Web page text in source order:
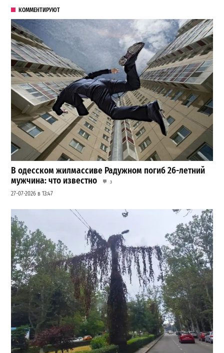
КОММЕНТИРУЮТ
В одесском жилмассиве Радужном погиб 26-летний
мужчина: что известно
3
27-07-2026 в 13:47